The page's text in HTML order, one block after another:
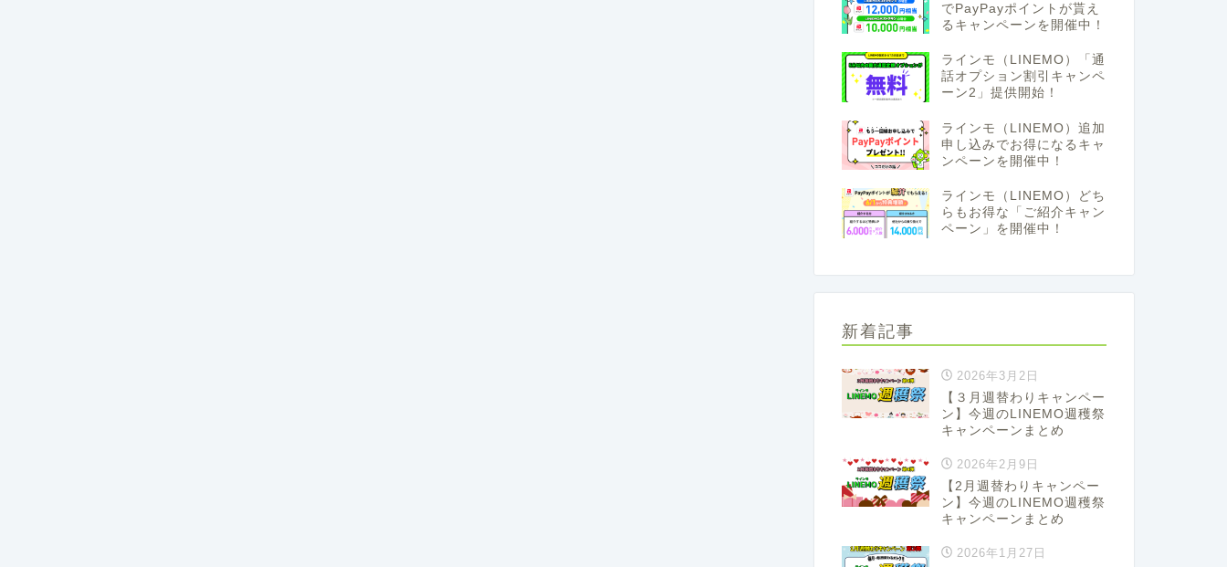
でPayPayポイントが貰え
るキャンペーンを開催中！
ラインモ（LINEMO）「通
話オプション割引キャンペ
ーン2」提供開始！
ラインモ（LINEMO）追加
申し込みでお得になるキャ
ンペーンを開催中！
ラインモ（LINEMO）どち
らもお得な「ご紹介キャン
ペーン」を開催中！
新着記事
2026年3月2日
【３月週替わりキャンペー
ン】今週のLINEMO週穫祭
キャンペーンまとめ
2026年2月9日
【2月週替わりキャンペー
ン】今週のLINEMO週穫祭
キャンペーンまとめ
2026年1月27日